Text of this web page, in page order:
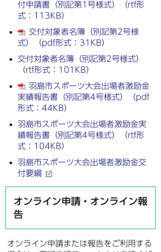
付申請書（別記第1号様式）（rtf形
式：113KB）
交付対象者名簿（別記第2号様
式）（pdf形式：31KB）
交付対象者名簿（別記第2号様式）
（rtf形式：101KB）
羽島市スポーツ大会出場者激励金
実績報告書（別記第4号様式）（pdf
形式：44KB）
羽島市スポーツ大会出場者激励金実
績報告書（別記第4号様式）（rtf形
式：104KB）
羽島市スポーツ大会出場者激励金交
付要綱
オンライン申請・オンライン報
告
オンライン申請または報告をご利用する